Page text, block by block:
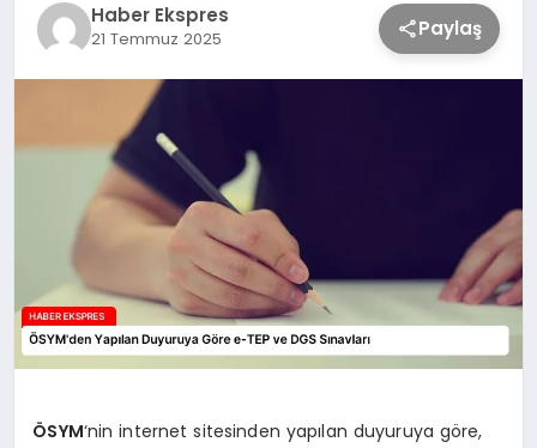
MAGAZİN
EĞİTİM
Haber Ekspres
21 Temmuz 2025 Paylaş
ÖSYM‘nin internet sitesinden yapılan duyuruya göre,